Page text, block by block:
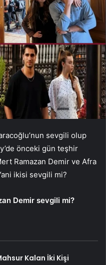
sevgili olup
önceki gün teşhir
Ramazan Demir ve Afra
ikisi sevgili mi?
Demir sevgili mi?
Kalan İki Kişi